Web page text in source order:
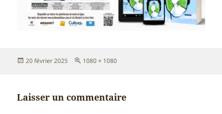
Publié
20 février 2025
Taille
1080 × 1080
Laisser un commentaire